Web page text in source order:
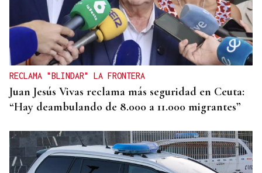
RECLAMA "BLINDAR" LA FRONTERA
Juan Jesús Vivas reclama más seguridad en Ceuta:
“Hay deambulando de 8.000 a 11.000 migrantes”